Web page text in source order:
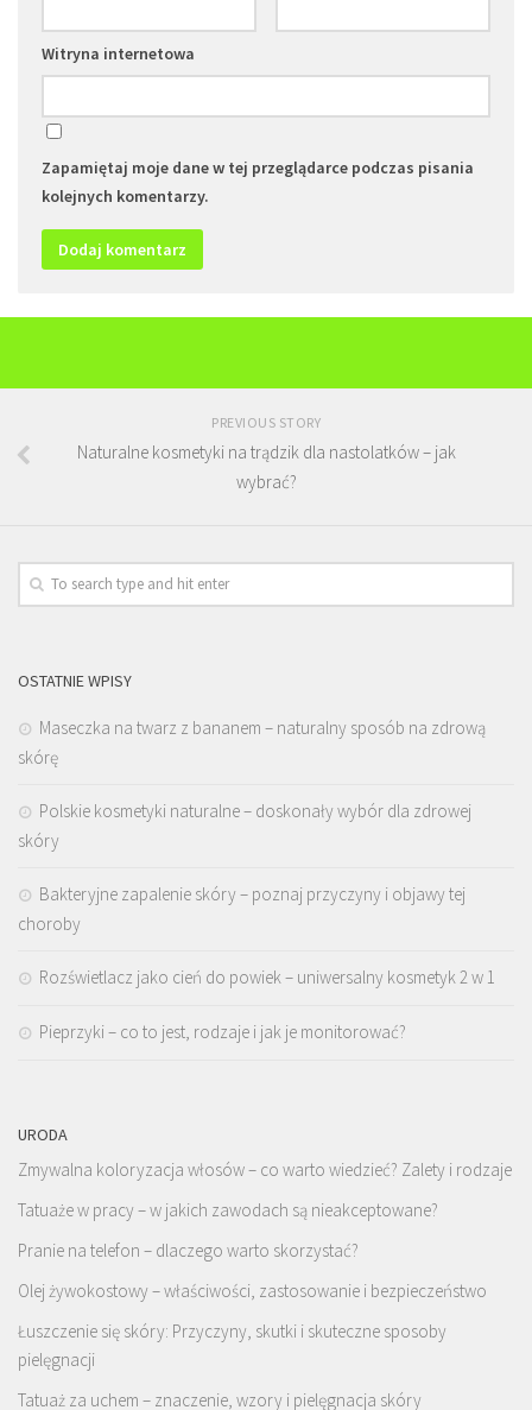
Witryna internetowa
Zapamiętaj moje dane w tej przeglądarce podczas pisania
kolejnych komentarzy.
PREVIOUS STORY
Naturalne kosmetyki na trądzik dla nastolatków – jak
wybrać?
OSTATNIE WPISY
Maseczka na twarz z bananem – naturalny sposób na zdrową
skórę
Polskie kosmetyki naturalne – doskonały wybór dla zdrowej
skóry
Bakteryjne zapalenie skóry – poznaj przyczyny i objawy tej
choroby
Rozświetlacz jako cień do powiek – uniwersalny kosmetyk 2 w 1
Pieprzyki – co to jest, rodzaje i jak je monitorować?
URODA
Zmywalna koloryzacja włosów – co warto wiedzieć? Zalety i rodzaje
Tatuaże w pracy – w jakich zawodach są nieakceptowane?
Pranie na telefon – dlaczego warto skorzystać?
Olej żywokostowy – właściwości, zastosowanie i bezpieczeństwo
Łuszczenie się skóry: Przyczyny, skutki i skuteczne sposoby
pielęgnacji
Tatuaż za uchem – znaczenie, wzory i pielęgnacja skóry